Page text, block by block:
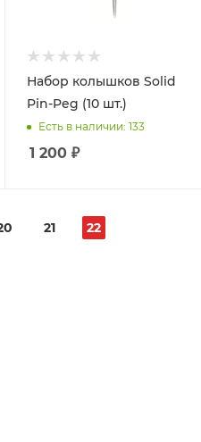
Набор колышков Solid
Pin-Peg (10 шт.)
Есть в наличии: 133
1 200₽
21 22